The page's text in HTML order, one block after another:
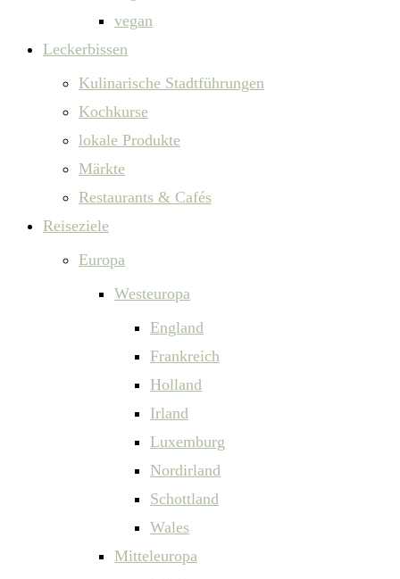
vegan
Leckerbissen
Kulinarische Stadtführungen
Kochkurse
lokale Produkte
Märkte
Restaurants & Cafés
Reiseziele
Europa
Westeuropa
England
Frankreich
Holland
Irland
Luxemburg
Nordirland
Schottland
Wales
Mitteleuropa